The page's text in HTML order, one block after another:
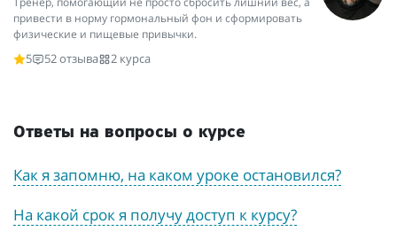
привести в норму гормональный фон и сформировать
физические и пищевые привычки.
5
52 отзыва 2 курса
Ответы на вопросы о курсе
Как я запомню, на каком уроке остановился?
На какой срок я получу доступ к курсу?